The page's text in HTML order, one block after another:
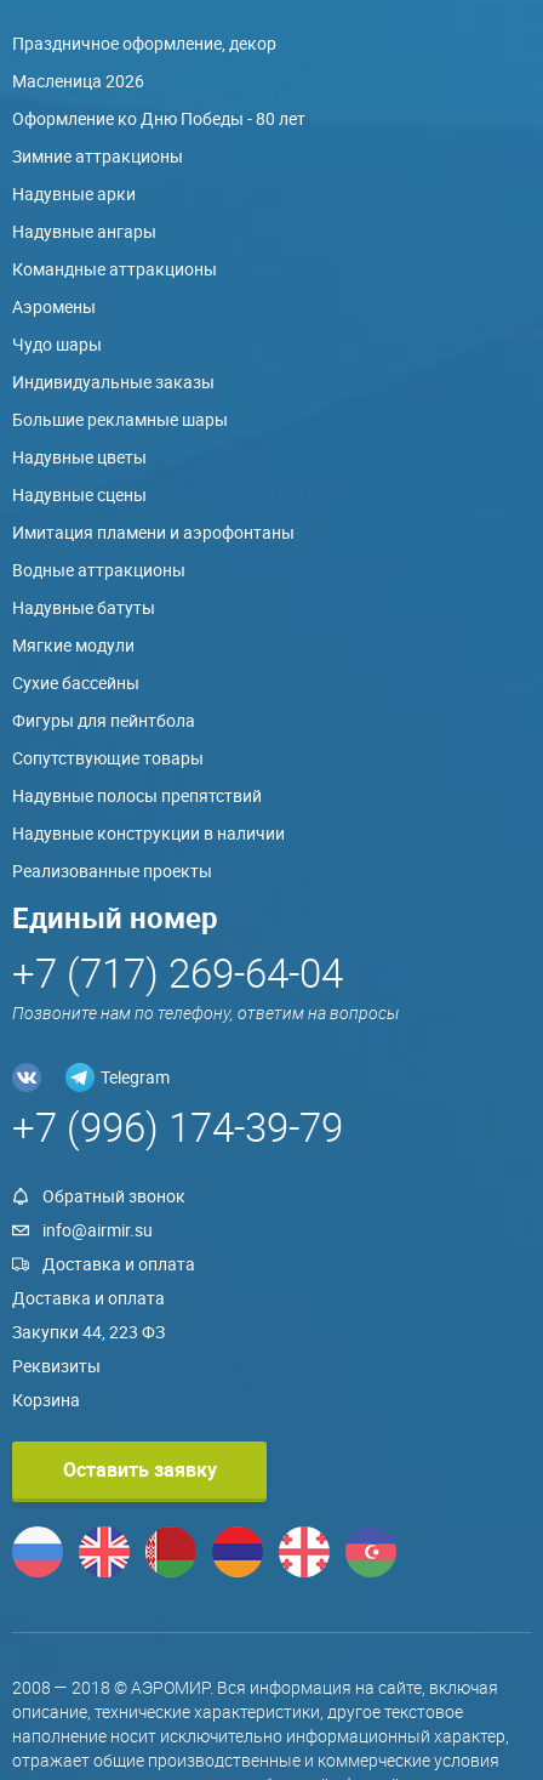
Праздничное оформление, декор
Масленица 2026
Оформление ко Дню Победы - 80 лет
Зимние аттракционы
Надувные арки
Надувные ангары
Командные аттракционы
Аэромены
Чудо шары
Индивидуальные заказы
Большие рекламные шары
Надувные цветы
Надувные сцены
Имитация пламени и аэрофонтаны
Водные аттракционы
Надувные батуты
Мягкие модули
Сухие бассейны
Фигуры для пейнтбола
Сопутствующие товары
Надувные полосы препятствий
Надувные конструкции в наличии
Реализованные проекты
Единый номер
+7 (717) 269-64-04
Позвоните нам по телефону, ответим на вопросы
Telegram
+7 (996) 174-39-79
Обратный звонок
info@airmir.su
Доставка и оплата
Доставка и оплата
Закупки 44, 223 ФЗ
Реквизиты
Корзина
Оставить заявку
2008 — 2018 © АЭРОМИР. Вся информация на сайте, включая
описание, технические характеристики, другое текстовое
наполнение носит исключительно информационный характер,
отражает общие производственные и коммерческие условия